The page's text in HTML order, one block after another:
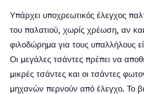
Υπάρχει υποχρεωτικός έλεγχος
του παλατιού, χωρίς χρέωση, αν
φιλοδώρημα για τους υπαλλήλους
Οι μεγάλες τσάντες πρέπει να
μικρές τσάντες και οι τσάντες
μηχανών περνούν από έλεγχο. Το